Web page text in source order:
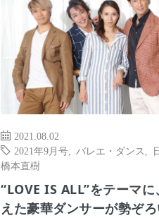
2021.08.02
2021年9月号
バレエ・ダンス
橋本直樹
“LOVE IS ALL”をテーマ
えた豪華ダンサーが勢ぞ